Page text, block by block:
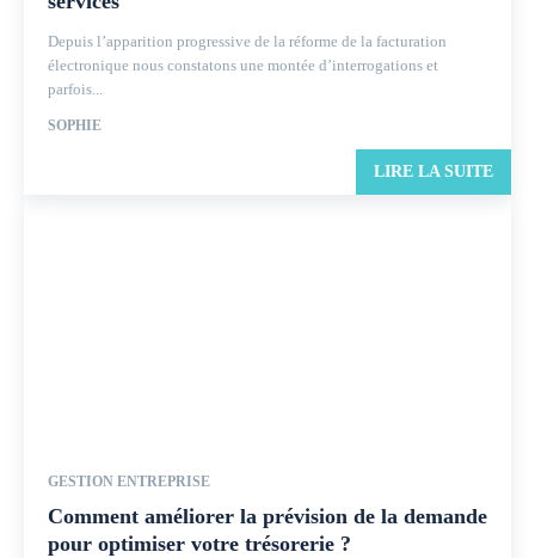
Depuis l’apparition progressive de la réforme de la facturation
électronique nous constatons une montée d’interrogations et
parfois...
SOPHIE
LIRE LA SUITE
GESTION ENTREPRISE
Comment améliorer la prévision de la demande
pour optimiser votre trésorerie ?